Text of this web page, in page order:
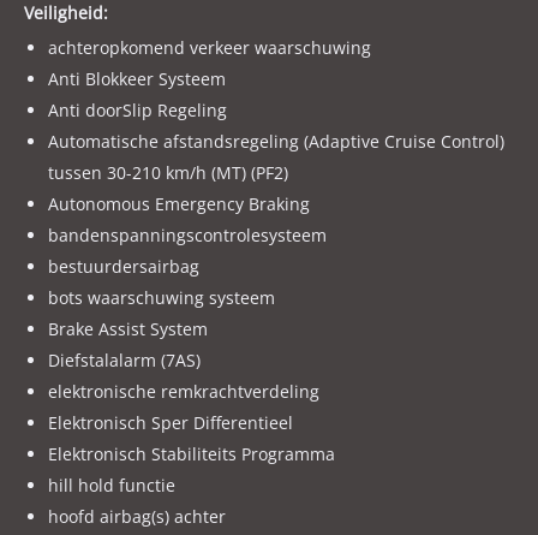
Veiligheid:
achteropkomend verkeer waarschuwing
Anti Blokkeer Systeem
Anti doorSlip Regeling
Automatische afstandsregeling (Adaptive Cruise Control)
tussen 30-210 km/h (MT) (PF2)
Autonomous Emergency Braking
bandenspanningscontrolesysteem
bestuurdersairbag
bots waarschuwing systeem
Brake Assist System
Diefstalalarm (7AS)
elektronische remkrachtverdeling
Elektronisch Sper Differentieel
Elektronisch Stabiliteits Programma
hill hold functie
hoofd airbag(s) achter